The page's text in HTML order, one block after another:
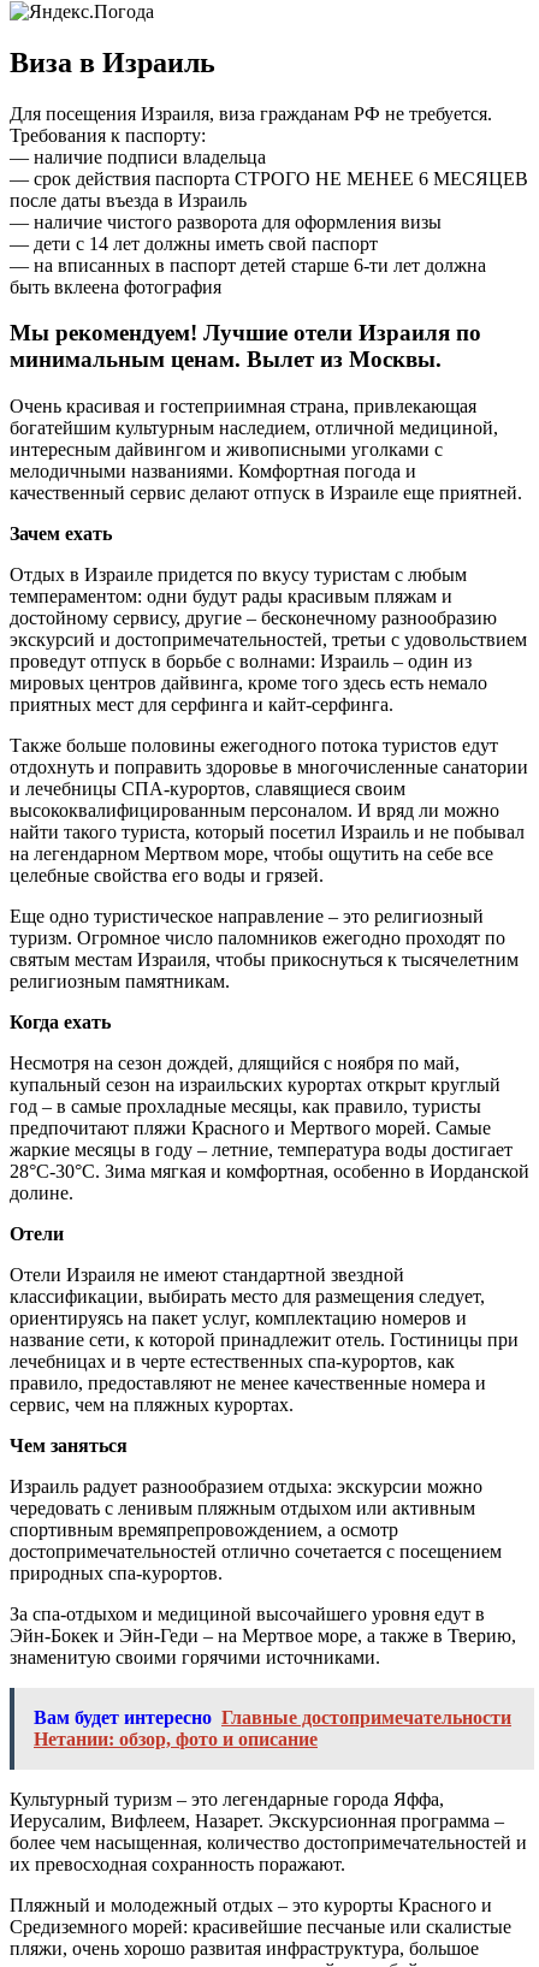
Виза в Израиль
Для посещения Израиля, виза гражданам РФ не требуется.
Требования к паспорту:
— наличие подписи владельца
— срок действия паспорта СТРОГО НЕ МЕНЕЕ 6 МЕСЯЦЕВ
после даты въезда в Израиль
— наличие чистого разворота для оформления визы
— дети с 14 лет должны иметь свой паспорт
— на вписанных в паспорт детей старше 6-ти лет должна
быть вклеена фотография
Мы рекомендуем! Лучшие отели Израиля по
минимальным ценам. Вылет из Москвы.
Очень красивая и гостеприимная страна, привлекающая
богатейшим культурным наследием, отличной медициной,
интересным дайвингом и живописными уголками с
мелодичными названиями. Комфортная погода и
качественный сервис делают отпуск в Израиле еще приятней.
Зачем ехать
Отдых в Израиле придется по вкусу туристам с любым
темпераментом: одни будут рады красивым пляжам и
достойному сервису, другие – бесконечному разнообразию
экскурсий и достопримечательностей, третьи с удовольствием
проведут отпуск в борьбе с волнами: Израиль – один из
мировых центров дайвинга, кроме того здесь есть немало
приятных мест для серфинга и кайт-серфинга.
Также больше половины ежегодного потока туристов едут
отдохнуть и поправить здоровье в многочисленные санатории
и лечебницы СПА-курортов, славящиеся своим
высококвалифицированным персоналом. И вряд ли можно
найти такого туриста, который посетил Израиль и не побывал
на легендарном Мертвом море, чтобы ощутить на себе все
целебные свойства его воды и грязей.
Еще одно туристическое направление – это религиозный
туризм. Огромное число паломников ежегодно проходят по
святым местам Израиля, чтобы прикоснуться к тысячелетним
религиозным памятникам.
Когда ехать
Несмотря на сезон дождей, длящийся с ноября по май,
купальный сезон на израильских курортах открыт круглый
год – в самые прохладные месяцы, как правило, туристы
предпочитают пляжи Красного и Мертвого морей. Самые
жаркие месяцы в году – летние, температура воды достигает
28°С-30°С. Зима мягкая и комфортная, особенно в Иорданской
долине.
Отели
Отели Израиля не имеют стандартной звездной
классификации, выбирать место для размещения следует,
ориентируясь на пакет услуг, комплектацию номеров и
название сети, к которой принадлежит отель. Гостиницы при
лечебницах и в черте естественных спа-курортов, как
правило, предоставляют не менее качественные номера и
сервис, чем на пляжных курортах.
Чем заняться
Израиль радует разнообразием отдыха: экскурсии можно
чередовать с ленивым пляжным отдыхом или активным
спортивным времяпрепровождением, а осмотр
достопримечательностей отлично сочетается с посещением
природных спа-курортов.
За спа-отдыхом и медициной высочайшего уровня едут в
Эйн-Бокек и Эйн-Геди – на Мертвое море, а также в Тверию,
знаменитую своими горячими источниками.
Вам будет интересно Главные достопримечательности
Нетании: обзор, фото и описание
Культурный туризм – это легендарные города Яффа,
Иерусалим, Вифлеем, Назарет. Экскурсионная программа –
более чем насыщенная, количество достопримечательностей и
их превосходная сохранность поражают.
Пляжный и молодежный отдых – это курорты Красного и
Средиземного морей: красивейшие песчаные или скалистые
пляжи, очень хорошо развитая инфраструктура, большое